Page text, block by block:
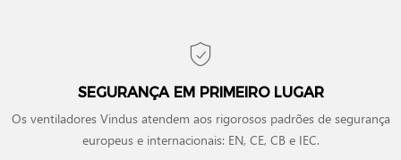
SEGURANÇA EM PRIMEIRO LUGAR
Os ventiladores Vindus atendem aos rigorosos padrões de segurança
europeus e internacionais: EN, CE, CB e IEC.